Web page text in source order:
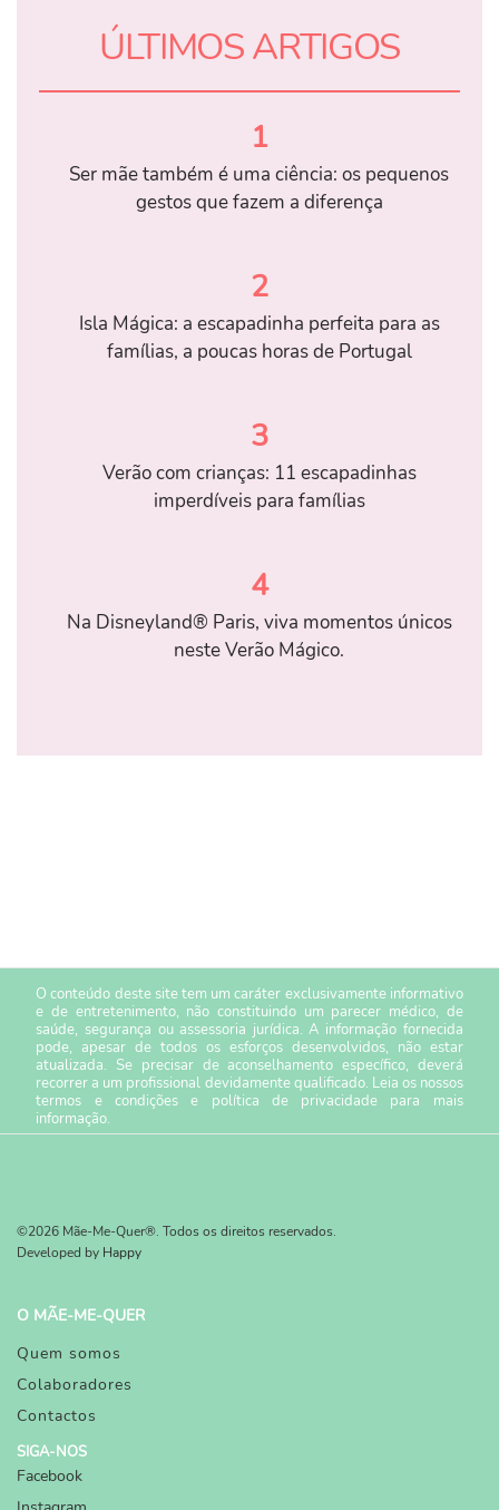
ÚLTIMOS ARTIGOS
1
Ser mãe também é uma ciência: os pequenos
gestos que fazem a diferença
2
Isla Mágica: a escapadinha perfeita para as
famílias, a poucas horas de Portugal
3
Verão com crianças: 11 escapadinhas
imperdíveis para famílias
4
Na Disneyland® Paris, viva momentos únicos
neste Verão Mágico.
O conteúdo deste site tem um caráter exclusivamente informativo
e de entretenimento, não constituindo um parecer médico, de
saúde, segurança ou assessoria jurídica. A informação fornecida
pode, apesar de todos os esforços desenvolvidos, não estar
atualizada. Se precisar de aconselhamento específico, deverá
recorrer a um profissional devidamente qualificado. Leia os nossos
termos e condiçõese política de privacidade para mais
informação.
©2026 Mãe-Me-Quer®. Todos os direitos reservados.
Developed by Happy
O MÃE-ME-QUER
Quem somos
Colaboradores
Contactos
SIGA-NOS
Facebook